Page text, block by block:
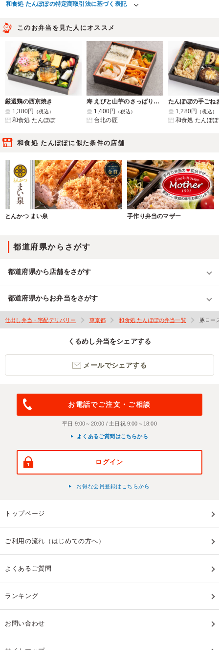
和食処 たんぽぽの特定商取引法に基づく表記
このお弁当を見た人にオススメ
厳選鶏の西京焼き
1,380円
（税込）
和食処 たんぽぽ
寿 えびと山芋のさっぱり炒め
1,400円
（税込）
台北の匠
1,280円 （税込）
和食処 たんぽぽ
和食処 たんぽぽに似た条件の店舗
とんかつ まい泉 手作り弁当のマザー
都道府県からさがす
都道府県から店舗をさがす
都道府県からお弁当をさがす
仕出し弁当・宅配デリバリー 東京都 和食処 たんぽぽの弁当一覧 豚ロー
くるめし弁当をシェアする
メールでシェアする
お電話でご注文・ご相談
平日 9:00～20:00 / 土日祝 9:00～18:00
よくあるご質問はこちらから
ログイン
お得な会員登録はこちらから
トップページ
ご利用の流れ（はじめての方へ）
よくあるご質問
ランキング
お問い合わせ